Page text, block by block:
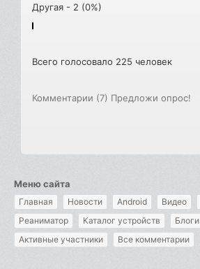
Другая - 2 (0%)
Всего голосовало 225 человек
Комментарии (7) Предложи опрос!
Меню сайта
Главная Новости Android Видео
Реаниматор
Каталог устройств Блоги
Активные участники
Все комментарии